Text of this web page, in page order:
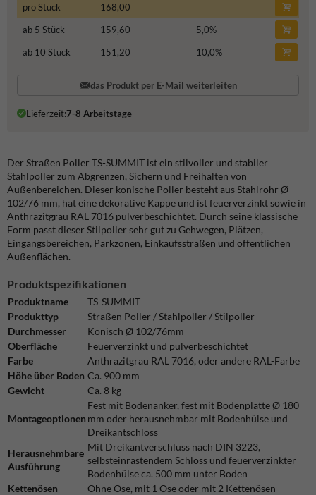
pro Stück
168,00
ab 5 Stück
159,60 5,0%
ab 10 Stück
151,20 10,0%
das Produkt per E-Mail weiterleiten
Lieferzeit:7-8 Arbeitstage
Der Straßen Poller TS-SUMMIT ist ein stilvoller und stabiler
Stahlpoller zum Abgrenzen, Sichern und Freihalten von
Außenbereichen. Dieser konische Poller besteht aus Stahlrohr Ø
102/76 mm, hat eine dekorative Kappe und ist feuerverzinkt sowie in
Anthrazitgrau RAL 7016 pulverbeschichtet. Durch seine klassische
Form passt dieser Stilpoller sehr gut zu Gehwegen, Plätzen,
Eingangsbereichen, Parkzonen, Einkaufsstraßen und öffentlichen
Außenflächen.
Produktspezifikationen
Produktname
TS-SUMMIT
Produkttyp
Straßen Poller / Stahlpoller / Stilpoller
Durchmesser
Konisch Ø 102/76mm
Oberfläche
Feuerverzinkt und pulverbeschichtet
Farbe
Anthrazitgrau RAL 7016, oder andere RAL-Farbe
Höhe über Boden Ca. 900 mm
Gewicht
Ca. 8 kg
Montageoptionen
Fest mit Bodenanker, fest mit Bodenplatte Ø 180
mm oder herausnehmbar mit Bodenhülse und
Dreikantschloss
Herausnehmbare
Ausführung
Mit Dreikantverschluss nach DIN 3223,
selbsteinrastendem Schloss und feuerverzinkter
Bodenhülse ca. 500 mm unter Boden
Kettenösen
Ohne Öse, mit 1 Öse oder mit 2 Kettenösen